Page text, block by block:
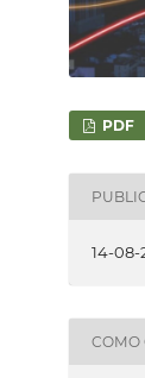
PDF
14-08-
COMO